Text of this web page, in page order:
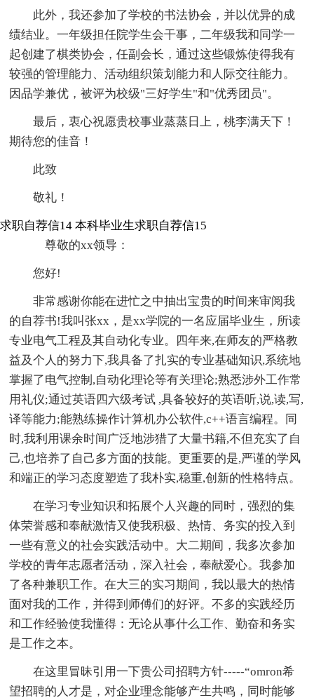
此外，我还参加了学校的书法协会，并以优异的成
绩结业。一年级担任院学生会干事，二年级我和同学一
起创建了棋类协会，任副会长，通过这些锻炼使得我有
较强的管理能力、活动组织策划能力和人际交往能力。
因品学兼优，被评为校级"三好学生"和"优秀团员"。
最后，衷心祝愿贵校事业蒸蒸日上，桃李满天下！
期待您的佳音！
此致
敬礼！
求职自荐信14
尊敬的xx领导：
您好!
非常感谢你能在进忙之中抽出宝贵的时间来审阅我
的自荐书!我叫张xx，是xx学院的一名应届毕业生，所读
专业电气工程及其自动化专业。四年来,在师友的严格教
益及个人的努力下,我具备了扎实的专业基础知识,系统地
掌握了电气控制,自动化理论等有关理论;熟悉涉外工作常
用礼仪;通过英语四六级考试 ,具备较好的英语听,说,读,写,
译等能力;能熟练操作计算机办公软件,c++语言编程。同
时,我利用课余时间广泛地涉猎了大量书籍,不但充实了自
己,也培养了自己多方面的技能。更重要的是,严谨的学风
和端正的学习态度塑造了我朴实,稳重,创新的性格特点。
在学习专业知识和拓展个人兴趣的同时，强烈的集
体荣誉感和奉献激情又使我积极、热情、务实的投入到
一些有意义的社会实践活动中。大二期间，我多次参加
学校的青年志愿者活动，深入社会，奉献爱心。我参加
了各种兼职工作。在大三的实习期间，我以最大的热情
面对我的工作，并得到师傅们的好评。不多的实践经历
和工作经验使我懂得：无论从事什么工作、勤奋和务实
是工作之本。
在这里冒昧引用一下贵公司招聘方针-----“omron希
望招聘的人才是，对企业理念能够产生共鸣，同时能够
本科毕业生求职自荐信15